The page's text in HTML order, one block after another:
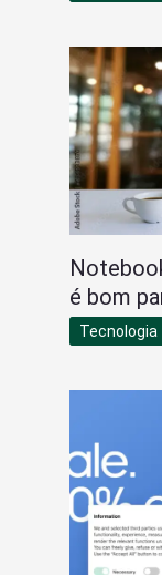
é bom
Tecnologia